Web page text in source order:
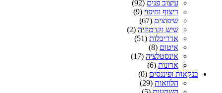
עיצוב פנים (92)
ריצוף וחיפוי (9)
שיפוצים (67)
שיש וקרמקיה (2)
אדריכלות (51)
איטום (8)
אינסטלציה (17)
ארונות (6)
בנקאות ופיננסים (0)
הלוואות (29)